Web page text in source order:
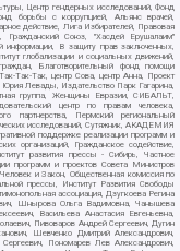
Центр гендерных исследований, Фонд
борьбы с коррупцией, Альянс врачей,
действие, Лига Избирателей, Правовая
Гражданский Союз, "Хасдей Ерушалаим"
информации, В защиту прав заключенных,
глобализации и социальных движений,
Благотворительный фонд помощи
Так-Так, центр Сова, центр Анна, Проект
Левады, Издательство Парк Гагарина,
группа, Женщины Евразии, СИБАЛЬТ,
центр по правам человека,
партнерства, Пермский региональный
исследований, Сутяжник, АКАДЕМИЯ
поддержке реализации программ и
организаций, Гражданское содействие,
развития прессы - Сибирь, Частное
программ и проектов Совета Министров
и Закон, Общественная комиссия по
прессы, Институт Развития Свободы
ассоциация, Дзугкоева Регина
Шнырова Ольга Вадимовна, Чанышева
Васильева Анастасия Евгеньевна,
Пивоваров Андрей Сергеевич, Дугин
Шевченко Дмитрий Александрович,
Пономарев Лев Александрович,